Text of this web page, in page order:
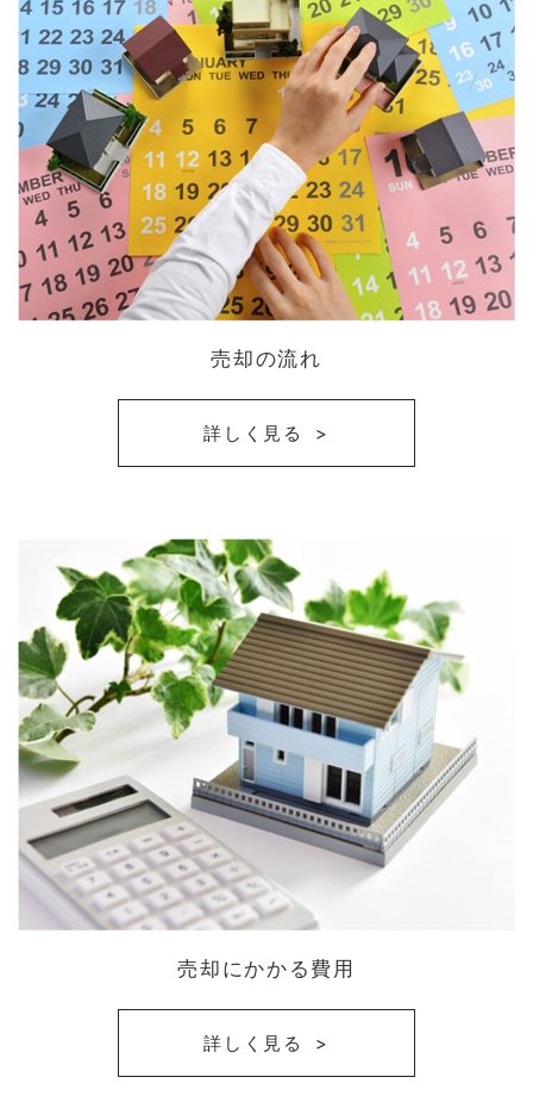
売却の流れ
詳しく見る
売却にかかる費用
詳しく見る